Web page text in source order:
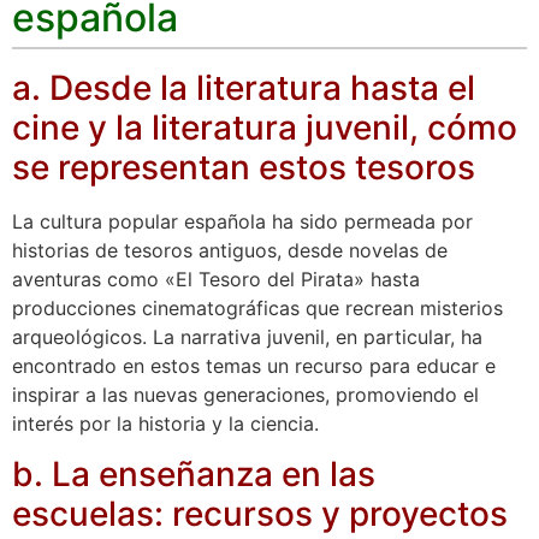
española
a. Desde la literatura hasta el
cine y la literatura juvenil, cómo
se representan estos tesoros
La cultura popular española ha sido permeada por
historias de tesoros antiguos, desde novelas de
aventuras como «El Tesoro del Pirata» hasta
producciones cinematográficas que recrean misterios
arqueológicos. La narrativa juvenil, en particular, ha
encontrado en estos temas un recurso para educar e
inspirar a las nuevas generaciones, promoviendo el
interés por la historia y la ciencia.
b. La enseñanza en las
escuelas: recursos y proyectos